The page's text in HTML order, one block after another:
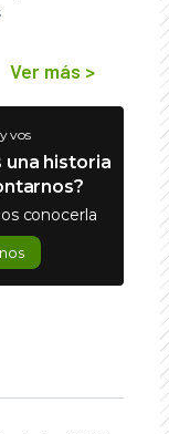
Ver más >
vos
una historia
conocerla